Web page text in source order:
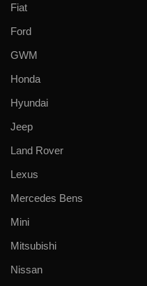
Fiat
Ford
GWM
Honda
Hyundai
Jeep
Land Rover
Lexus
Mercedes Bens
Mini
Mitsubishi
Nissan